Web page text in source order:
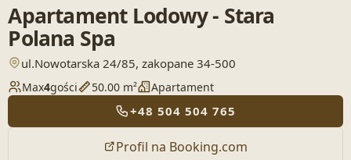
Apartament Lodowy - Stara
Polana Spa
ul.Nowotarska 24/85, zakopane 34-500
— otwiera lokalizację w Google Maps
Max4gości 50.00 m² Apartament
+48 504 504 765
Profil na Booking.com